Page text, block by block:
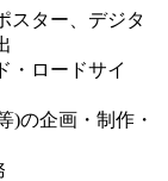
スター、デジタ
・ロードサイ
)の企画・制作・